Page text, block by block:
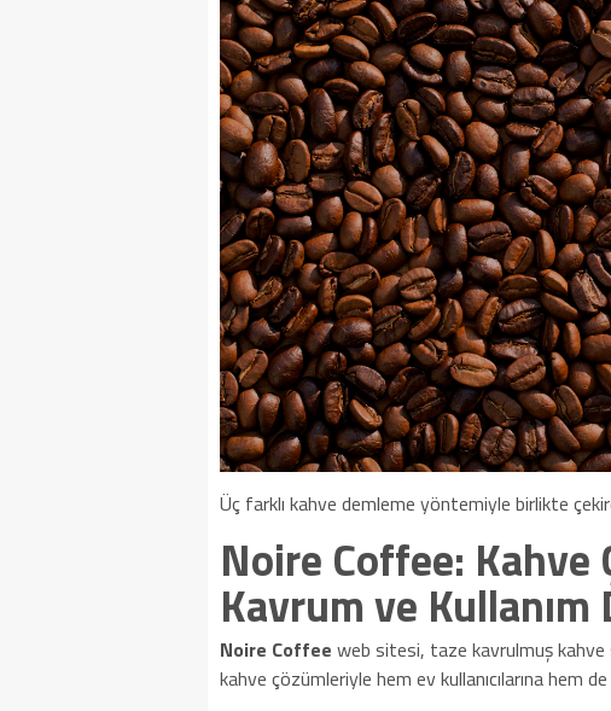
Üç farklı kahve demleme yöntemiyle birlikte
Noire Coffee: Kahve
Kavrum ve Kullanım
Noire Coffee web sitesi, taze kavrulmuş
kahve çözümleriyle hem ev kullanıcılarına hem